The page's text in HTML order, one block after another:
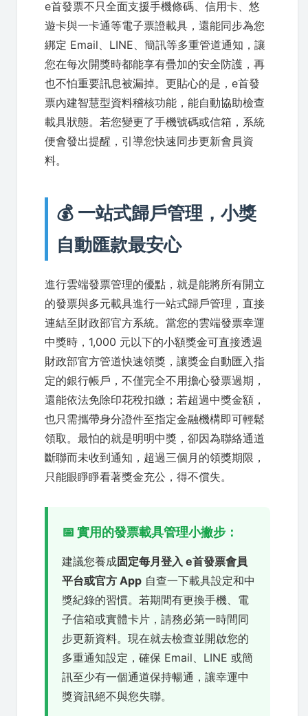
e首發票不只全面支援手機條碼、信用卡、悠
遊卡與一卡通等電子票證載具，還能同步為您
綁定 Email、LINE、簡訊等多重管道通知，讓
您在每次開獎時都能享有疊加的安全防護，再
也不怕重要訊息被漏掉。更貼心的是，e首發
票內建智慧型資料稽核功能，能自動協助檢查
載具狀態。若您變更了手機號碼或信箱，系統
便會發出提醒，引導您快速同步更新會員資
料。
💰 一站式歸戶管理，小獎
自動匯款最安心
進行雲端發票管理的優點，就是能將所有開立
的發票與多元載具進行一站式歸戶管理，直接
連結至財政部官方系統。當您的雲端發票幸運
中獎時，1,000 元以下的小額獎金可直接透過
財政部官方管道快速領獎，讓獎金自動匯入指
定的銀行帳戶，不僅完全不用擔心發票過期，
還能依法免除印花稅扣繳；若超過中獎金額，
也只需攜帶身分證件至指定金融機構即可輕鬆
領取。最怕的就是明明中獎，卻因為聯絡通道
斷聯而未收到通知，超過三個月的領獎期限，
只能眼睜睜看著獎金充公，得不償失。
📅 實用的發票載具管理小撇步：
建議您養成固定每月登入 e首發票會員
平台或官方 App 自查一下載具設定和中
獎紀錄的習慣。若期間有更換手機、電
子信箱或實體卡片，請務必第一時間同
步更新資料。現在就去檢查並開啟您的
多重通知設定，確保 Email、LINE 或簡
訊至少有一個通道保持暢通，讓幸運中
獎資訊絕不與您失聯。